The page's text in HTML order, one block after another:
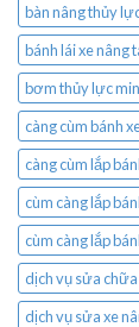
bàn nâng thủy
bánh lái xe nâng
bơm thủy lực
càng cùm bánh
càng cùm lắp
cùm càng lắp
cùm càng lắp
dịch vụ sửa
dịch vụ sửa xe